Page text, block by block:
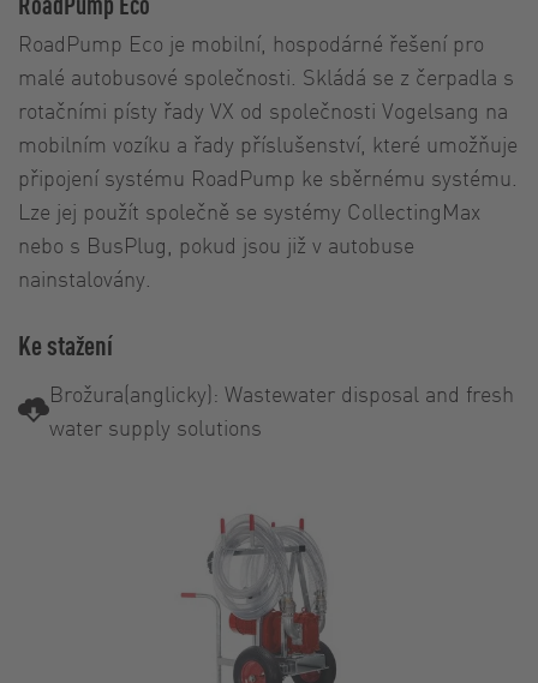
RoadPump Eco je mobilní, hospodárné řešení pro
malé autobusové společnosti. Skládá se z čerpadla s
rotačními písty řady VX od společnosti Vogelsang na
mobilním vozíku a řady příslušenství, které umožňuje
připojení systému RoadPump ke sběrnému systému.
Lze jej použít společně se systémy CollectingMax
nebo s BusPlug, pokud jsou již v autobuse
nainstalovány.
Ke stažení
Brožura(anglicky): Wastewater disposal and fresh
water supply solutions